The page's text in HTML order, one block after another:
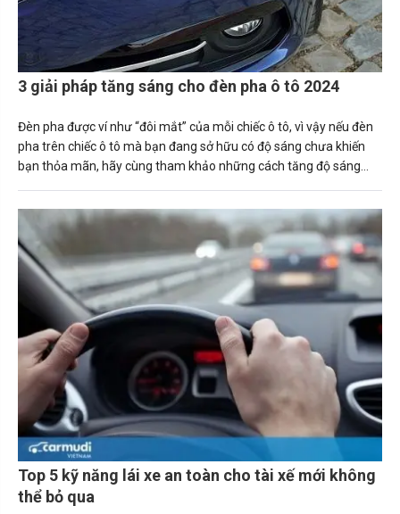
3 giải pháp tăng sáng cho đèn pha ô tô 2024
Đèn pha được ví như “đôi mắt” của mỗi chiếc ô tô, vì vậy nếu đèn
pha trên chiếc ô tô mà bạn đang sở hữu có độ sáng chưa khiến
bạn thỏa mãn, hãy cùng tham khảo những cách tăng độ sáng
Top 5 kỹ năng lái xe an toàn cho tài xế mới không
thể bỏ qua